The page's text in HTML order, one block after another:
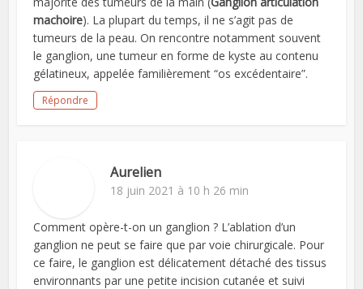
machoire). La plupart du temps, il ne s’agit pas de
tumeurs de la peau. On rencontre notamment souvent
le ganglion, une tumeur en forme de kyste au contenu
gélatineux, appelée familièrement “os excédentaire”.
Répondre
Aurelien
18 juin 2021 à 10 h 26 min
Comment opère-t-on un ganglion ? L’ablation d’un
ganglion ne peut se faire que par voie chirurgicale. Pour
ce faire, le ganglion est délicatement détaché des tissus
environnants par une petite incision cutanée et suivi